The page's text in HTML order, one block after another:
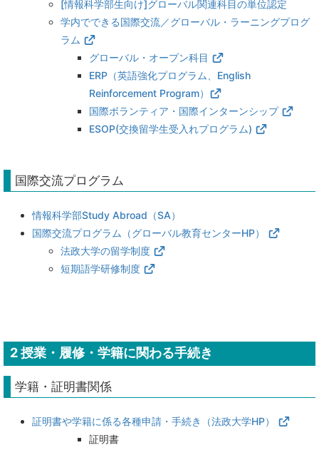
[情報科学部生向け]グローバル関連科目の単位認定
学内でできる国際交流／グローバル・ラーニングプログ
ラム
グローバル・オープン科目
ERP（英語強化プログラム、English
Reinforcement Program）
国際ボランティア・国際インターンシップ
ESOP(交換留学生受入れプログラム)
国際交流プログラム
情報科学部Study Abroad（SA）
国際交流プログラム（グローバル教育センターHP）
法政大学の留学制度
短期語学研修制度
2授業・履修・学籍に関わる手続き
学籍・証明書関係
証明書や学籍に係る各種申請・手続き（法政大学HP）
証明書